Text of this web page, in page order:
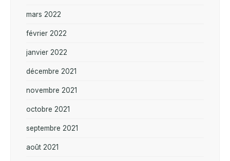
mars 2022
février 2022
janvier 2022
décembre 2021
novembre 2021
octobre 2021
septembre 2021
août 2021